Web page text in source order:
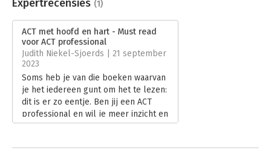
Verschijningsdatum:
Hoofdrubriek: Psychologie
Expertrecensies (1)
ACT met hoofd en hart - Must read
voor ACT professional
Judith Niekel-Sjoerds | 21 september
2023
Soms heb je van die boeken waarvan
je het iedereen gunt om het te lezen:
dit is er zo eentje. Ben jij een ACT
professional en wil je meer inzicht en
tools krijgen om dit nog beter in te
en hart’ een ‘must-read’.